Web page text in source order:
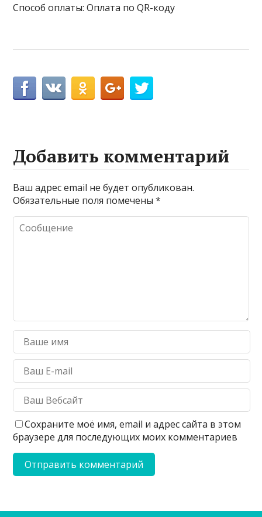
Способ оплаты: Оплата по QR-коду
Добавить комментарий
Ваш адрес email не будет опубликован.
Обязательные поля помечены*
Сохраните моё имя, email и адрес сайта в этом
браузере для последующих моих комментариев